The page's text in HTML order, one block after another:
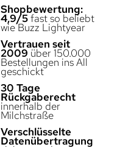
Shopbewertung:
4,9/5fast so beliebt
wie Buzz Lightyear
Vertrauen seit
2009über 150.000
Bestellungen ins All
geschickt
30 Tage
Rückgaberecht
innerhalb der
Milchstraße
Verschlüsselte
Datenübertragung